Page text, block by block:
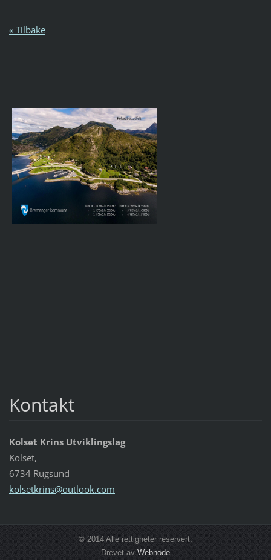
« Tilbake
Kontakt
Kolset Krins Utviklingslag
Kolset,
6734 Rugsund
kolsetkrins@outlook.com
© 2014 Alle rettigheter reservert.
Drevet av Webnode